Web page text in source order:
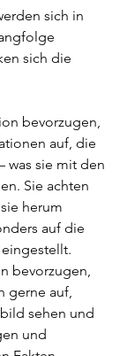
sich in
sich die
bevorzugen,
auf, die
was sie mit den
Sie achten
herum
auf die
bevorzugen,
gerne auf,
sehen und
und